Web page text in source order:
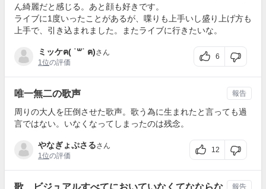
ん綺麗だと感じる。あと顔も好きです。
ライブに1度いったことがあるが、喋りも上手いし盛り上げ方も
上手で、引き込まれました。またライブに行きたいな。
ミッケฅ( ˙꒳​˙ ฅ)さん
1位の評価
6
唯一無二の歌声
周りの大人を圧倒させた歌声。歌う為に生まれたと言っても過
言ではない。いなくなってしまったのは残念。
やなぎょぷさるさん
1位の評価
12
報告
歌、ビジュアルすべてにおいていなくてなならな 報告